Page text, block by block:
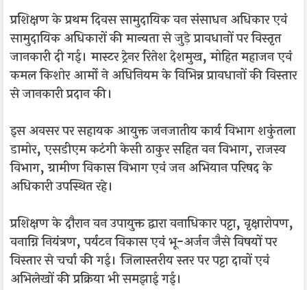
प्रशिक्षण के प्रथम दिवस सामुदायिक वन संसाधन अधिकार एवं
सामुदायिक अधिकारों की मान्यता से जुड़े प्रावधानों पर विस्तृत
जानकारी दी गई। मास्टर ट्रेनर रितेश देशमुख, मोहित महाजन एवं
कमल किशोर आर्मो ने अधिनियम के विभिन्न प्रावधानों की विस्तार
से जानकारी प्रदान की।
इस अवसर पर सहायक आयुक्त जनजातीय कार्य विभाग शकुंतला
डामोर, एसडीएम कटंगी केसी ठाकुर सहित वन विभाग, राजस्व
विभाग, ग्रामीण विकास विभाग एवं जन अभियान परिषद के
अधिकारी उपस्थित रहे।
प्रशिक्षण के दौरान वन उपायुक्त द्वारा वनाधिकार पट्टा, वृक्षारोपण,
वनाग्नि नियंत्रण, पर्यटन विकास एवं भू-अर्जन जैसे विषयों पर
विस्तार से चर्चा की गई। जिलास्तरीय स्तर पर पट्टा दावों एवं
अभिलेखों की प्रक्रिया भी समझाई गई।